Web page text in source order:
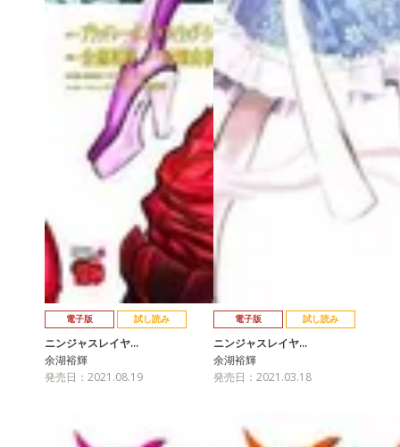
電子版 試し読み
ニンジャスレイヤ…
余湖裕輝
発売日：2021.08.19
電子版 試し読み
ニンジャスレイヤ…
余湖裕輝
発売日：2021.03.18